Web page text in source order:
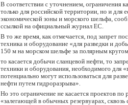
В соответствии с уточнением, ограничения
только для российской территории, но и для
экономической зоны и морского шельфа,
ссылкой на официальный журнал ЕС.
В то же время, как отмечается, под запрет
техника и оборудование «для разведки и
150 м на морском шельфе за полярным
то касается добычи сланцевой нефти, то
техники и оборудования, необходимого для
потенциально могут использоваться для
нефти путем гидроразрыва».
Но это ограничение не касается проектов по
«залегающей в обычных резервуарах, сквозь